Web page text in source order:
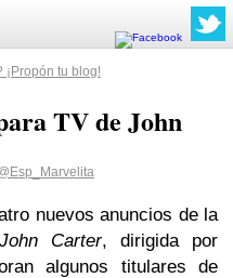
tu blog!
TV de John
nuevos anuncios de la
John Carter, dirigida por
algunos titulares de